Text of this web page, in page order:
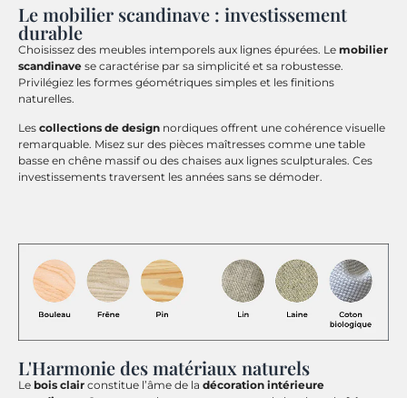
Le mobilier scandinave : investissement
durable
Choisissez des meubles intemporels aux lignes épurées. Le mobilier
scandinave se caractérise par sa simplicité et sa robustesse.
Privilégiez les formes géométriques simples et les finitions
naturelles.
Les collections de design nordiques offrent une cohérence visuelle
remarquable. Misez sur des pièces maîtresses comme une table
basse en chêne massif ou des chaises aux lignes sculpturales. Ces
investissements traversent les années sans se démoder.
L'Harmonie des matériaux naturels
Le bois clair constitue l’âme de la décoration intérieure